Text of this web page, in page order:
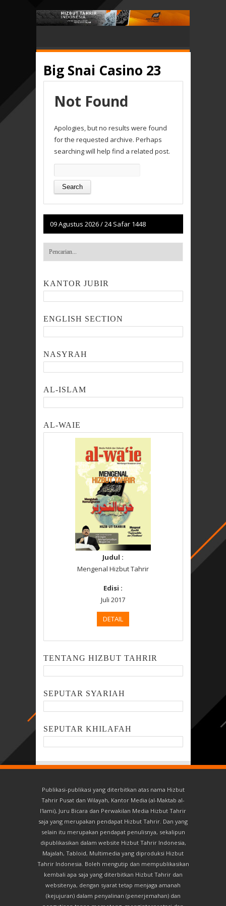
Big Snai Casino 23
Not Found
Apologies, but no results were found
for the requested archive. Perhaps
searching will help find a related post.
for:
09 Agustus 2026/24 Safar 1448
KANTOR JUBIR
ENGLISH SECTION
NASYRAH
AL-ISLAM
AL-WAIE
Judul :
Mengenal Hizbut Tahrir
Edisi :
Juli 2017
DETAIL
TENTANG HIZBUT TAHRIR
SEPUTAR SYARIAH
SEPUTAR KHILAFAH
Publikasi-publikasi yang diterbitkan atas nama Hizbut
Tahrir Pusat dan Wilayah, Kantor Media (al-Maktab al-
I'lami), Juru Bicara dan Perwakilan Media Hizbut Tahrir
saja yang merupakan pendapat Hizbut Tahrir. Dan yang
selain itu merupakan pendapat penulisnya, sekalipun
dipublikasikan dalam website Hizbut Tahrir Indonesia,
Majalah, Tabloid, Multimedia yang diproduksi Hizbut
Tahrir Indonesia. Boleh mengutip dan mempublikasikan
kembali apa saja yang diterbitkan Hizbut Tahrir dan
websitenya, dengan syarat tetap menjaga amanah
(kejujuran) dalam penyalinan (penerjemahan) dan